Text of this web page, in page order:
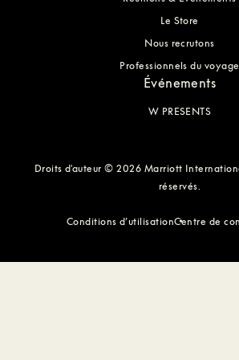
Le Store
Nous recrutons
Professionnels du voyage
Événements
W PRESENTS
Droits d'auteur © 2026 Marriott
réservés.
Conditions d’utilisationCentre de